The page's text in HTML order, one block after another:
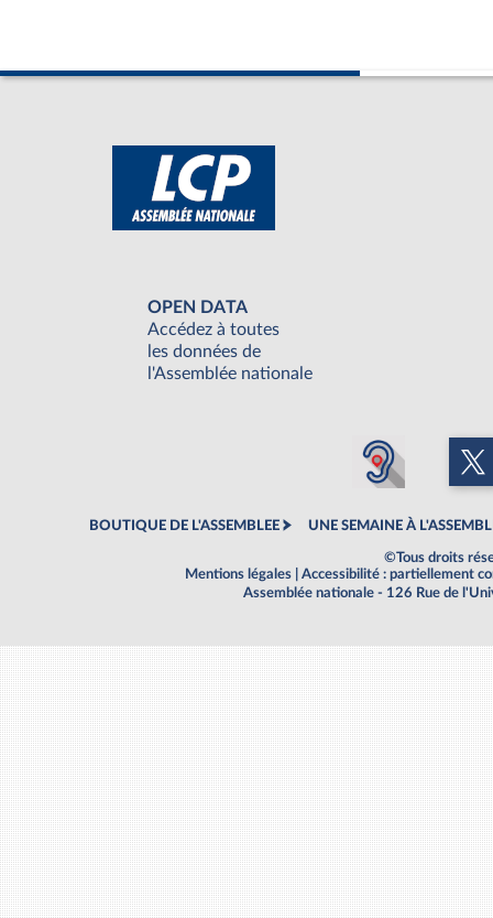
OPEN DATA
Accédez à toutes
les données de
l'Assemblée nationale
BOUTIQUE DE L'ASSEMBLEE UNE SEMAINE À
©Tous droits
Mentions légales
Accessibilité : partiellement
Assemblée nationale - 126 Rue de